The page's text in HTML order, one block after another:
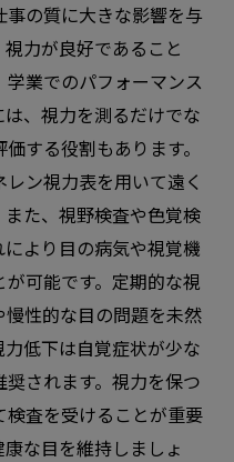
の質に大きな影響を与
力が良好であること
業でのパフォーマンス
、視力を測るだけでな
する役割もあります。
ン視力表を用いて遠く
た、視野検査や色覚検
より目の病気や視覚機
可能です。定期的な視
性的な目の問題を未然
低下は自覚症状が少な
されます。視力を保つ
査を受けることが重要
な目を維持しましょ